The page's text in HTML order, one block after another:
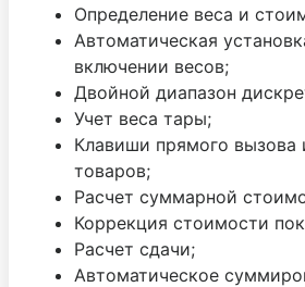
Определение веса и
Автоматическая
включении весов;
Двойной диапазон
Учет веса тары;
Клавиши прямого вызова
товаров;
Расчет суммарной
Коррекция стоимости
Расчет сдачи;
Автоматическое